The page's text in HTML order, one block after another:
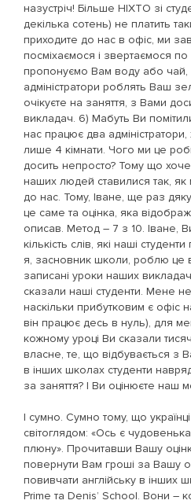
назустріч! Більше НІХТО зі
декілька сотень) не платить
приходите до нас в офіс, ми
посміхаємося і звертаємося
пропонуємо Вам воду або чай,
адміністратори роблять Ваш
очікуєте на заняття, з Вами
викладач. 6) Мабуть Ви
нас працює два
лише 4 кімнати. Чого ми це
досить непросто? Тому що
наших людей ставилися так, як
до нас. Тому, Іване, ще раз
це саме та оцінка, яка
описав. Метод – 7 з 10. Іване,
кількість слів, які наші
я, засновник школи, роблю це
записані уроки наших
сказали наші студенти. Мене
наскільки прибутковим є офіс
він працює десь в нуль), для
кожному уроці Ви сказали
власне, те, що відбувається з
в інших школах студенти
за заняття? І Ви оцінюєте наш
І сумно. Сумно тому, що
світоглядом: «Ось є
плюну». Прочитавши Вашу
повернути Вам гроші за Вашу
повивчати англійську в інших
Prime та Denis’ School. Вони –